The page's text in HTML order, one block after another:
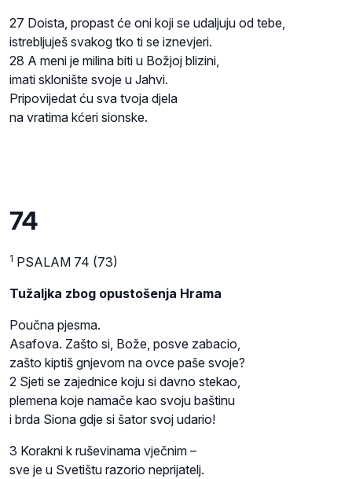
27 Doista, propast će oni koji se udaljuju od tebe,
istrebljuješ svakog tko ti se iznevjeri.
28 A meni je milina biti u Božjoj blizini,
imati sklonište svoje u Jahvi.
Pripovijedat ću sva tvoja djela
na vratima kćeri sionske.
74
1 PSALAM 74 (73)
Tužaljka zbog opustošenja Hrama
Poučna pjesma.
Asafova. Zašto si, Bože, posve zabacio,
zašto kiptiš gnjevom na ovce paše svoje?
2 Sjeti se zajednice koju si davno stekao,
plemena koje namače kao svoju baštinu
i brda Siona gdje si šator svoj udario!
3 Korakni k ruševinama vječnim –
sve je u Svetištu razorio neprijatelj.